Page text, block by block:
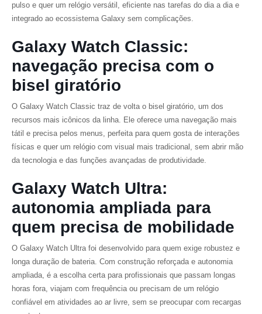
pulso e quer um relógio versátil, eficiente nas tarefas do dia a dia e
integrado ao ecossistema Galaxy sem complicações.
Galaxy Watch Classic:
navegação precisa com o
bisel giratório
O Galaxy Watch Classic traz de volta o bisel giratório, um dos
recursos mais icônicos da linha. Ele oferece uma navegação mais
tátil e precisa pelos menus, perfeita para quem gosta de interações
físicas e quer um relógio com visual mais tradicional, sem abrir mão
da tecnologia e das funções avançadas de produtividade.
Galaxy Watch Ultra:
autonomia ampliada para
quem precisa de mobilidade
O Galaxy Watch Ultra foi desenvolvido para quem exige robustez e
longa duração de bateria. Com construção reforçada e autonomia
ampliada, é a escolha certa para profissionais que passam longas
horas fora, viajam com frequência ou precisam de um relógio
confiável em atividades ao ar livre, sem se preocupar com recargas